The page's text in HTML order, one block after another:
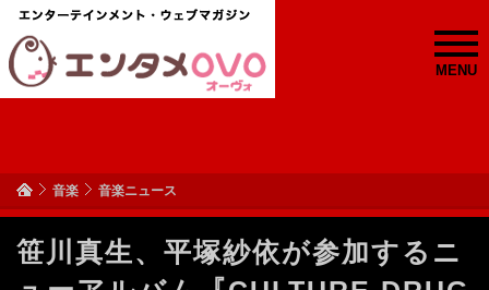
MENU
音楽 音楽ニュース
笹川真生、平塚紗依が参加するニ